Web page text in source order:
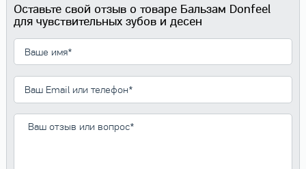
Оставьте свой отзыв о товаре Бальзам Donfeel
для чувствительных зубов и десен